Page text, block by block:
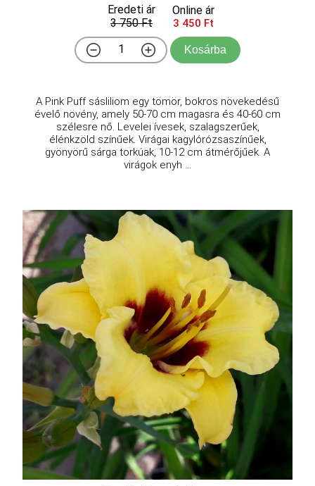
Eredeti ár
3 750 Ft
Online ár
3 450 Ft
Kosárba
A Pink Puff sásliliom egy tömör, bokros növekedésű
évelő növény, amely 50-70 cm magasra és 40-60 cm
szélesre nő. Levelei ívesek, szalagszerűek,
élénkzöld színűek. Virágai kagylórózsaszínűek,
gyönyörű sárga torkúak, 10-12 cm átmérőjűek. A
virágok enyh ...